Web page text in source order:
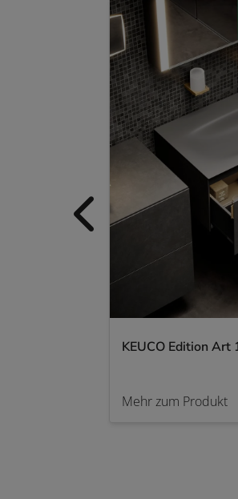
KEUCO Edition Art
Mehr zum Produkt